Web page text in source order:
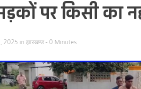
पर किसी का
2025 in झारखण्ड - 0 Minutes